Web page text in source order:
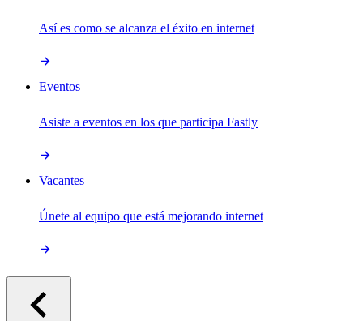
Así es como se alcanza el éxito en internet
Eventos
Asiste a eventos en los que participa Fastly
Vacantes
Únete al equipo que está mejorando internet